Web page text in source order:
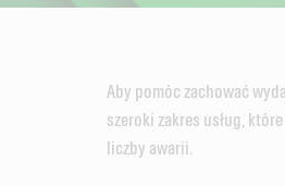
Aby pomóc zachować
szeroki zakres usług,
liczby awarii.